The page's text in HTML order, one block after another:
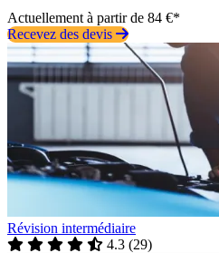
Actuellement à partir de 84 €*
Recevez des devis
Révision intermédiaire
4.3 (29)